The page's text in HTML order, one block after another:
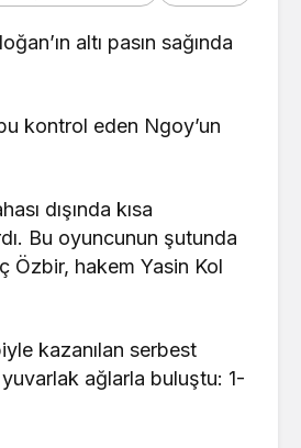
altı pasın sağında
kontrol eden Ngoy’un
dışında kısa
Bu oyuncunun şutunda
Özbir, hakem Yasin Kol
kazanılan serbest
ağlarla buluştu: 1-